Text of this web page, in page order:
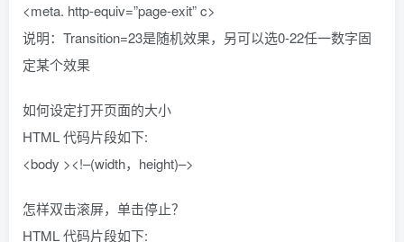
<meta. http-equiv=”page-exit” c>
说明：Transition=23是随机效果，另可以选0-22任一数字固
定某个效果
如何设定打开页面的大小
HTML 代码片段如下:
<body ><!–(width，height)–>
怎样双击滚屏，单击停止？
HTML 代码片段如下: